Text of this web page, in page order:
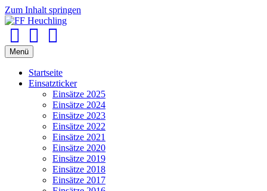
Zum Inhalt springen
Menü
Startseite
Einsatzticker
Einsätze 2025
Einsätze 2024
Einsätze 2023
Einsätze 2022
Einsätze 2021
Einsätze 2020
Einsätze 2019
Einsätze 2018
Einsätze 2017